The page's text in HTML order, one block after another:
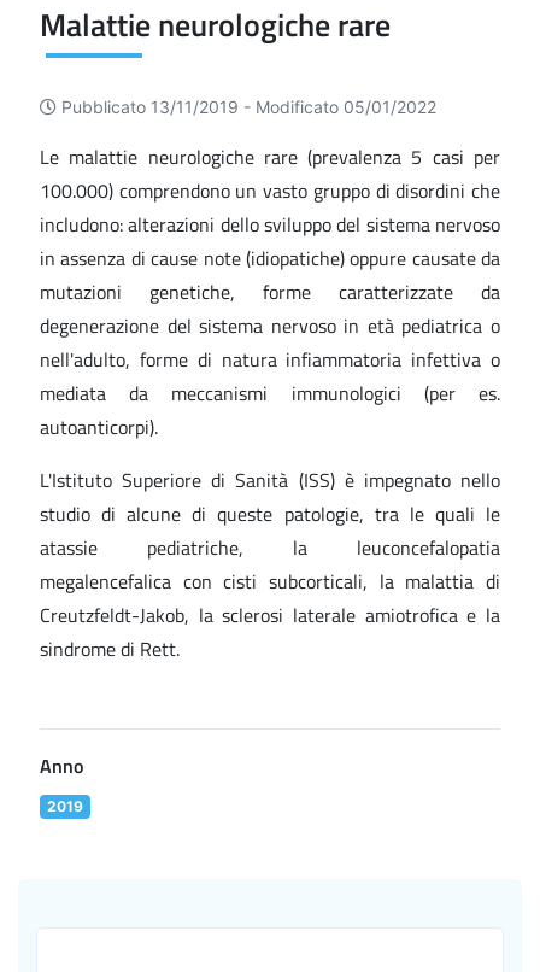
Malattie neurologiche rare
Pubblicato 13/11/2019 - Modificato 05/01/2022
Le malattie neurologiche rare (prevalenza 5 casi per
100.000) comprendono un vasto gruppo di disordini che
includono: alterazioni dello sviluppo del sistema nervoso
in assenza di cause note (idiopatiche) oppure causate da
mutazioni genetiche, forme caratterizzate da
degenerazione del sistema nervoso in età pediatrica o
nell'adulto, forme di natura infiammatoria infettiva o
mediata da meccanismi immunologici (per es.
autoanticorpi).
L'Istituto Superiore di Sanità (ISS) è impegnato nello
studio di alcune di queste patologie, tra le quali le
atassie pediatriche, la leuconcefalopatia
megalencefalica con cisti subcorticali, la malattia di
Creutzfeldt-Jakob, la sclerosi laterale amiotrofica e la
sindrome di Rett.
Anno
2019